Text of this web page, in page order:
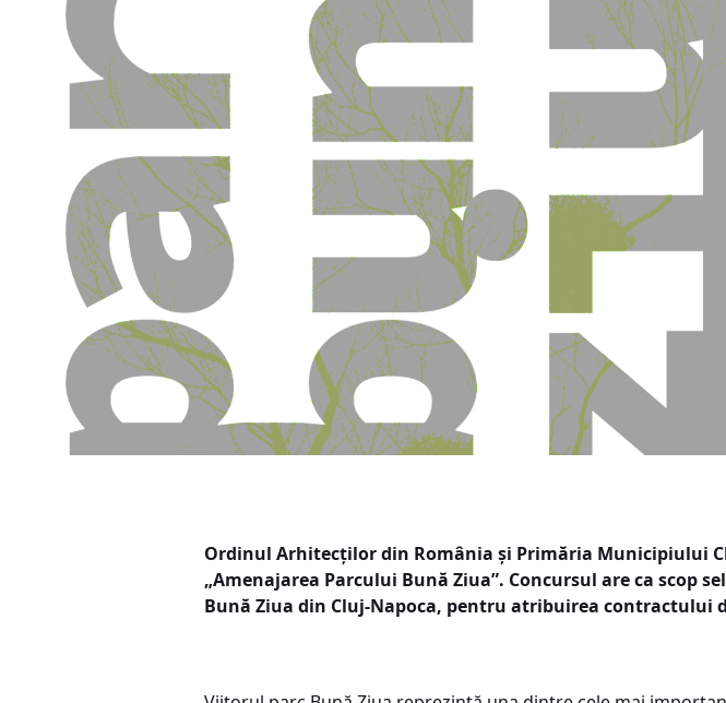
Ordinul Arhitecților din România și Primăria Municipiului
„Amenajarea Parcului Bună Ziua”. Concursul are ca scop
Bună Ziua din Cluj-Napoca, pentru atribuirea contractului